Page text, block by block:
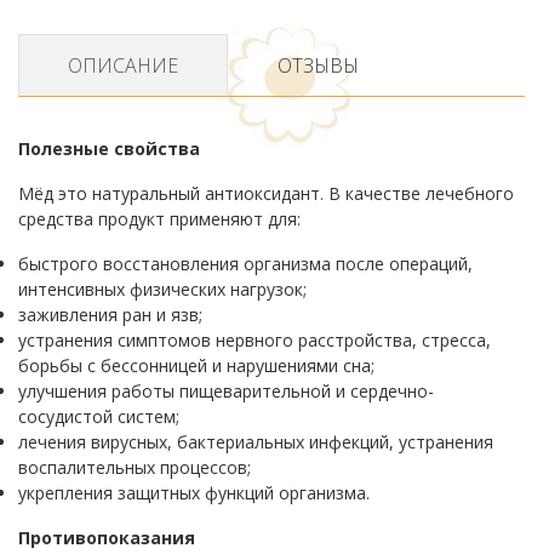
ОПИСАНИЕ ОТЗЫВЫ
Полезные свойства
Мёд это натуральный антиоксидант. В качестве лечебного
средства продукт применяют для:
быстрого восстановления организма после операций,
интенсивных физических нагрузок;
заживления ран и язв;
устранения симптомов нервного расстройства, стресса,
борьбы с бессонницей и нарушениями сна;
улучшения работы пищеварительной и сердечно-
сосудистой систем;
лечения вирусных, бактериальных инфекций, устранения
воспалительных процессов;
укрепления защитных функций организма.
Противопоказания